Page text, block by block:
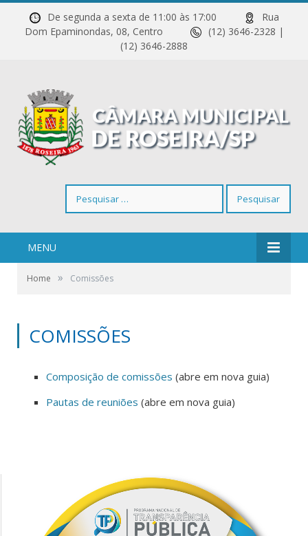
De segunda a sexta de 11:00 às 17:00
Rua
Dom Epaminondas, 08, Centro
(12) 3646-2328 |
(12) 3646-2888
por:
MENU
Home » Comissões
COMISSÕES
Composição de comissões (abre em nova guia)
Pautas de reuniões (abre em nova guia)